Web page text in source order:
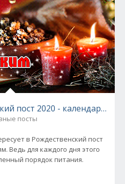
пост 2020 - календарь
посты
в Рождественский пост
Ведь для каждого дня этого
порядок питания.